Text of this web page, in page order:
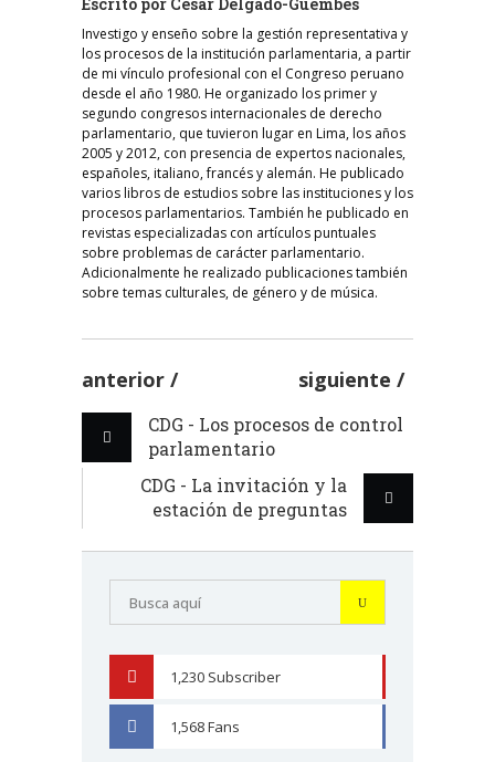
Investigo y enseño sobre la gestión representativa y
los procesos de la institución parlamentaria, a partir
de mi vínculo profesional con el Congreso peruano
desde el año 1980. He organizado los primer y
segundo congresos internacionales de derecho
parlamentario, que tuvieron lugar en Lima, los años
2005 y 2012, con presencia de expertos nacionales,
españoles, italiano, francés y alemán. He publicado
varios libros de estudios sobre las instituciones y los
procesos parlamentarios. También he publicado en
revistas especializadas con artículos puntuales
sobre problemas de carácter parlamentario.
Adicionalmente he realizado publicaciones también
sobre temas culturales, de género y de música.
anterior siguiente
CDG - Los procesos de control
parlamentario
CDG - La invitación y la
estación de preguntas
1,230 Subscriber
1,568Fans